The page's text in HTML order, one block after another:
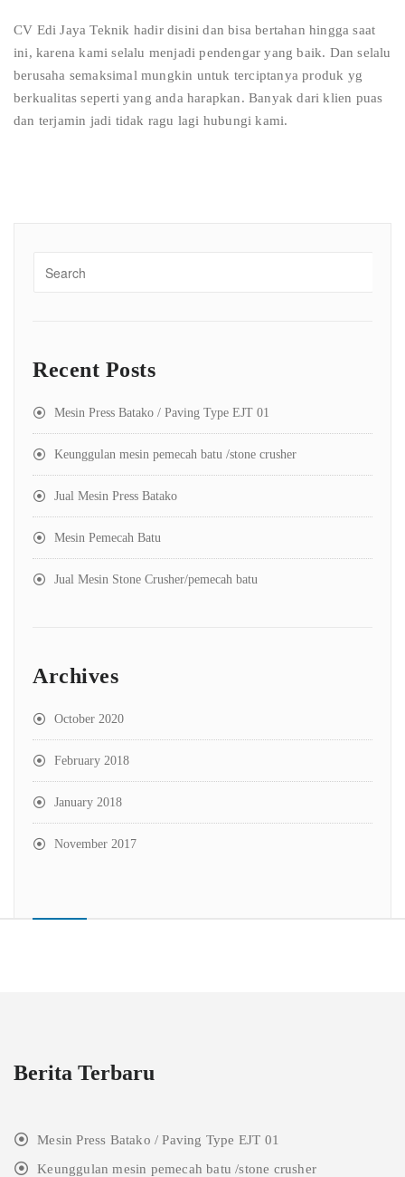
CV Edi Jaya Teknik hadir disini dan bisa bertahan hingga saat
ini, karena kami selalu menjadi pendengar yang baik. Dan selalu
berusaha semaksimal mungkin untuk terciptanya produk yg
berkualitas seperti yang anda harapkan. Banyak dari klien puas
dan terjamin jadi tidak ragu lagi hubungi kami.
Recent Posts
Mesin Press Batako / Paving Type EJT 01
Keunggulan mesin pemecah batu /stone crusher
Jual Mesin Press Batako
Mesin Pemecah Batu
Jual Mesin Stone Crusher/pemecah batu
Archives
October 2020
February 2018
January 2018
November 2017
Berita Terbaru
Mesin Press Batako / Paving Type EJT 01
Keunggulan mesin pemecah batu /stone crusher